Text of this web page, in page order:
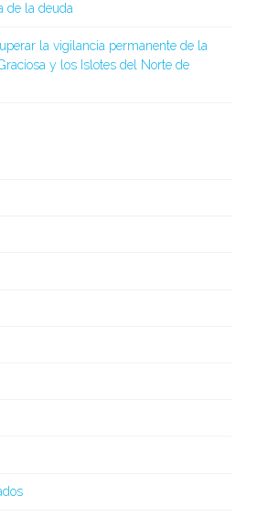
de la deuda
la vigilancia permanente de la
y los Islotes del Norte de